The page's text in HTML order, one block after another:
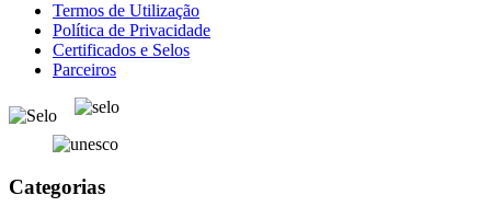
Termos de Utilização
Política de Privacidade
Certificados e Selos
Parceiros
Categorias